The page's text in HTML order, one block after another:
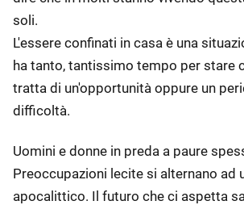
soli.
L'essere confinati in casa è una
ha tanto, tantissimo tempo per stare
tratta di un'opportunità oppure un
difficoltà.
Uomini e donne in preda a paure
Preoccupazioni lecite si alternano ad
apocalittico. Il futuro che ci aspetta